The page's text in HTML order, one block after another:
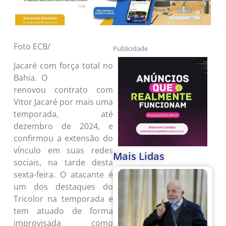
Foto ECB/
Jacaré com força total no
Bahia. O
renovou contrato com
Vitor Jacaré por mais uma
temporada, até
dezembro de 2024, e
confirmou a extensão do
vínculo em suas redes
sociais, na tarde desta
sexta-feira. O atacante é
um dos destaques do
Tricolor na temporada e
tem atuado de forma
improvisada como
Publicidade
Mais Lidas